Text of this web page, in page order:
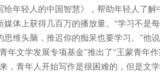
给年轻人的中国智慧》，帮助年轻人了解
媒体上获得几百万的播放量。“学习不是
思维头脑，推迟你的痴呆也要学习。”
年文学发展专项基金”推出了“王蒙青年
，青年人开始写作是很困难的，但是文